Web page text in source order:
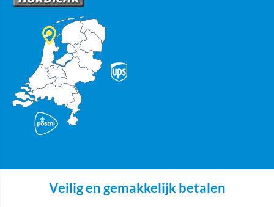
Veilig en gemakkelijk betalen